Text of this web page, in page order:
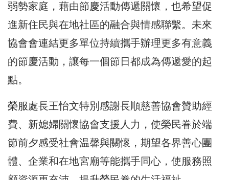
弱勢家庭，藉由節慶活動傳遞關懷，也希望促
進新住民與在地社區的融合與情感聯繫。未來
協會會連結更多單位持續攜手辦理更多有意義
的節慶活動，讓每一個節日都成為傳遞愛的起
點。
榮服處長王怡文特別感謝長順慈善協會贊助經
費、新媳婦關懷協會支援人力，使榮民眷於端
節前夕感受社會温馨與關懷，期望各界善心團
體、企業和在地宮廟等能攜手同心，使服務照